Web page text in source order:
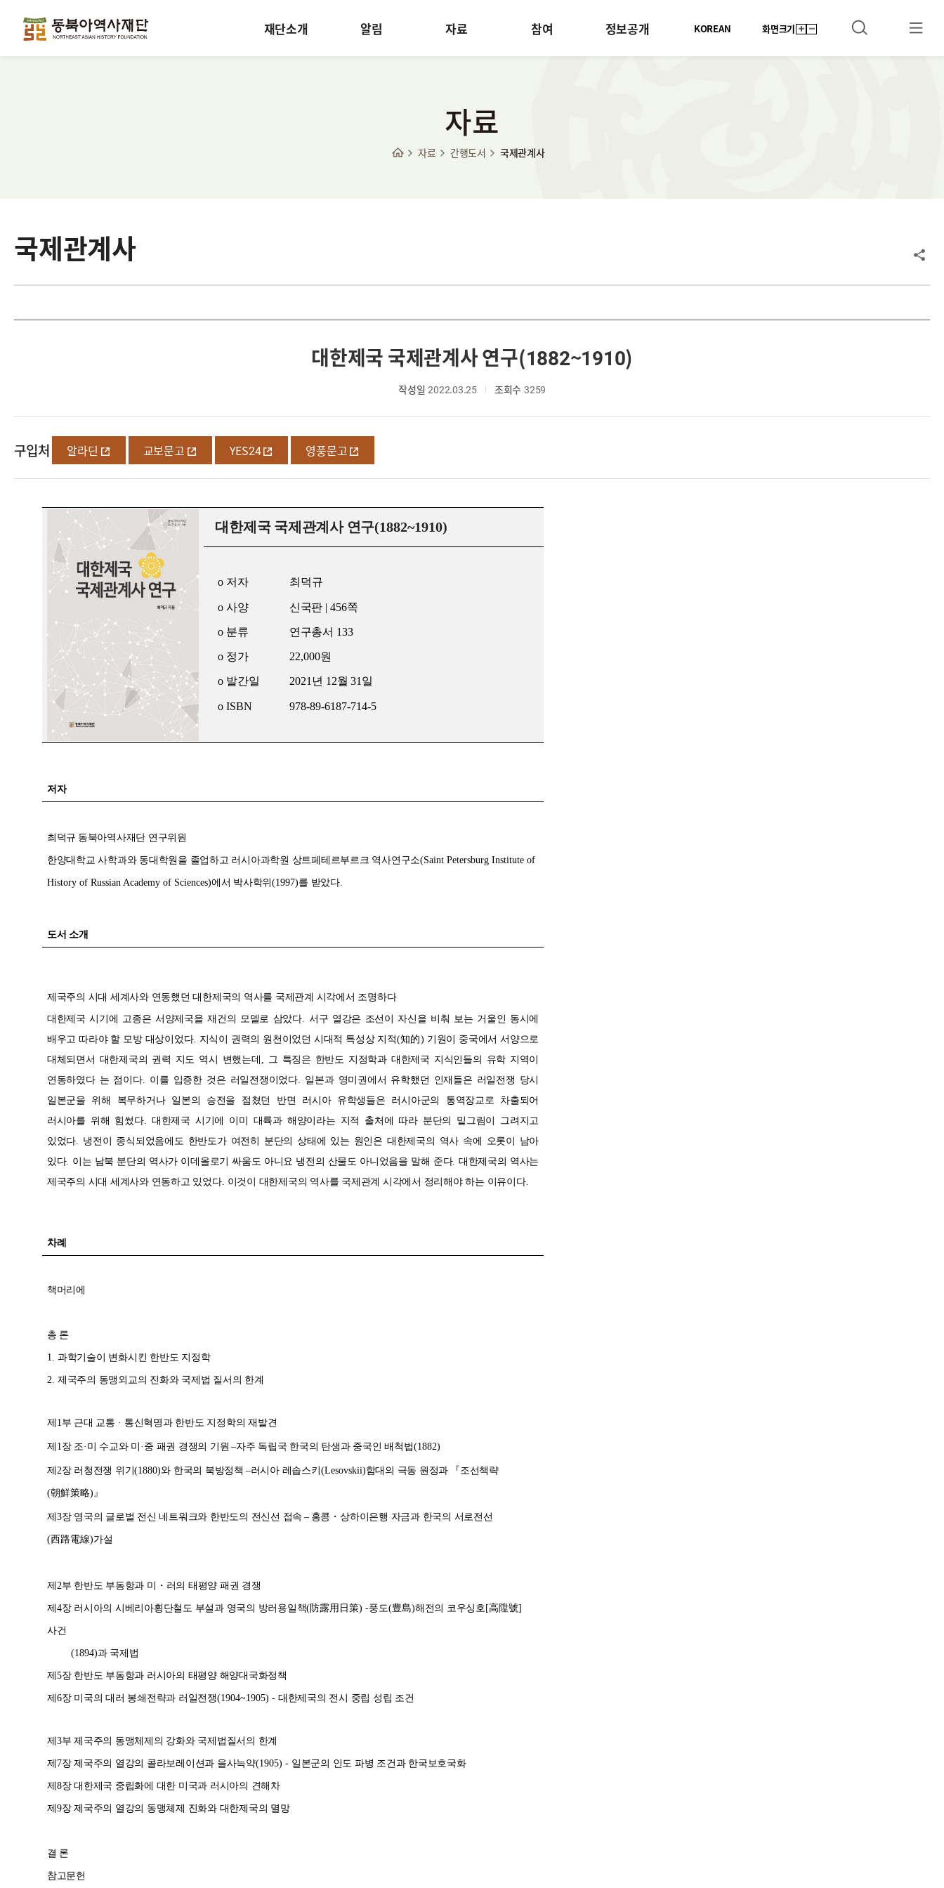
재단소개 알림 자료 참여 정보공개 KOREAN 화면크기
자료
자료 간행도서 국제관계사
국제관계사
대한제국 국제관계사 연구(1882~1910)
작성일 2022.03.25 조회수 3259
구입처 알라딘 교보문고 YES24 영풍문고
대한제국 국제관계사 연구(1882~1910)
o 저자 최덕규
o사양 신국판 | 456쪽
o 분류 연구총서 133
o 정가 22,000원
o 발간일 2021 년 12월31 일
o ISBN 978-89-6187-714-5
저자
최덕규 동북아역사재단 연구위원
한양대학교 사학과와 동대학원을 졸업하고 러시아과학원 상트페테르부르크 역사연구소(SaintPetersburg Institute of
History of Russian Academy of Sciences)에서 박사학위(1997)를 받았다.
도서 소개
제국주의 시대 세계사와 연동했던 대한제국의 역사를 국제관계 시각에서 조명하다
대한제국 시기에 고종은 서양제국을 재건의 모델로 삼았다. 서구 열강은 조선이 자신을 비춰 보는 거울인 동시에
배우고 따라야 할 모방 대상이었다. 지식이 권력의 원천이었던 시대적 특성상 지적(知的) 기원이 중국에서 서양으로
대체되면서 대한제국의 권력 지도 역시 변했는데 , 그 특징은 한반도 지정학과 대한제국 지식인들의 유학 지역이
연동하였다 는 점이다. 이를 입증한 것은 러일전쟁이었다. 일본과 영미권에서 유학했던 인재들은 러일전쟁 당시
일본군을 위해 복무하거나 일본의 승전을 점쳤던 반면 러시아 유학생들은 러시아군의 통역장교로 차출되어
러시아를 위해 힘썼다. 대한제국 시기에 이미 대륙과 해양이라는 지적 출처에 따라 분단의 밑그림이 그려지고
있었다. 냉전이 종식되었음에도 한반도가 여전히 분단의 상태에 있는 원인은 대한제국의 역사 속에 오롯이 남아
있다. 이는 남북 분단의 역사가 이데올로기 싸움도 아니요 냉전의 산물도 아니었음을 말해 준다. 대한제국의 역사는
제국주의 시대 세계사와 연동하고 있었다. 이것이 대한제국의 역사를 국제관계 시각에서 정리해야 하는 이유이다.
차례
책머리에
총 론
1. 과학기술이 변화시킨 한반도 지정학
2. 제국주의 동맹외교의 진화와 국제법 질서의 한계
제 1부 근대 교통 · 통신혁명과 한반도 지정학의 재발견
제 1장 조· 미 수교와 미 · 중 패권 경쟁의 기원 –자주 독립국 한국의 탄생과 중국인 배척법(1882)
제 2장 러청전쟁 위기(1880)와 한국의 북방정책 –러시아 레솝스키 (Lesovskii)함대의 극동 원정과 『 조선책략
(朝鮮策略)』
제 3장 영국의 글로벌 전신 네트워크와 한반도의 전신선 접속 – 홍콩 ・상하이은행 자금과 한국의 서로전선
(西路電線)가설
제 2부 한반도 부동항과 미 ・ 러의 태평양 패권 경쟁
제 4장 러시아의 시베리아횡단철도 부설과 영국의 방러용일책(防露用日策) -풍도(豊島)해전의 코우싱호 [高陞號]
사건
(1894)과 국제법
제 5장 한반도 부동항과 러시아의 태평양 해양대국화정책
제 6장 미국의 대러 봉쇄전략과 러일전쟁(1904~1905) - 대한제국의 전시 중립 성립 조건
제 3부 제국주의 동맹체제의 강화와 국제법질서의 한계
제 7장 제국주의 열강의 콜라보레이션과 을사늑약(1905) - 일본군의 인도 파병 조건과 한국보호국화
제 8장 대한제국 중립화에 대한 미국과 러시아의 견해차
제 9장 제국주의 열강의 동맹체제 진화와 대한제국의 멸망
결 론
참고문헌